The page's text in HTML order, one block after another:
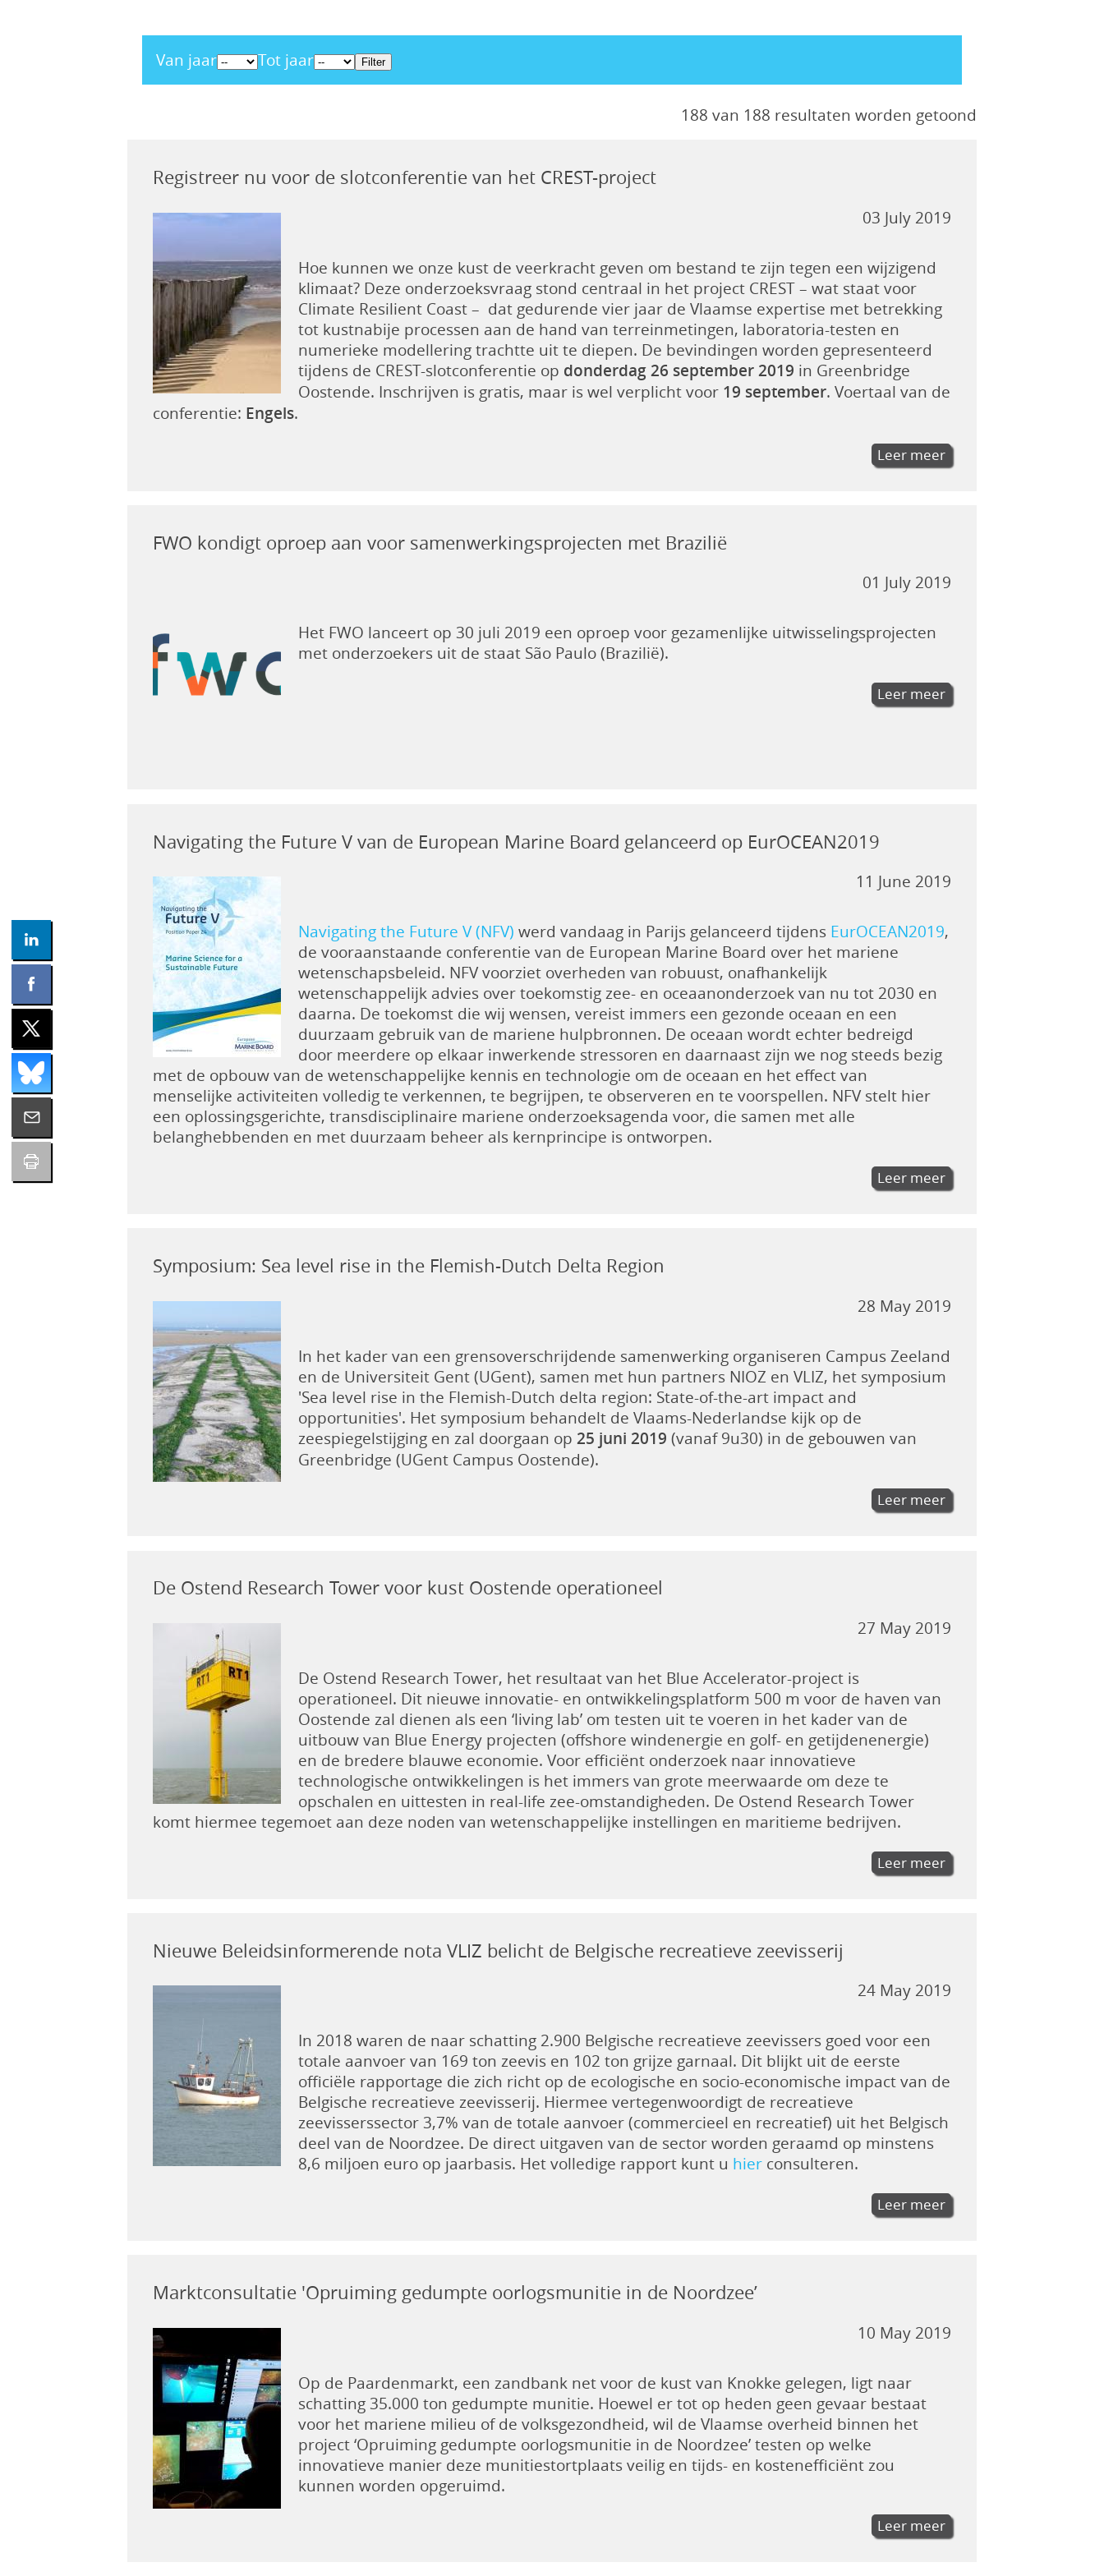
Van jaar Tot jaar
188 van 188 resultaten worden getoond
Registreer nu voor de slotconferentie van het CREST-project
03 July 2019
Hoe kunnen we onze kust de veerkracht geven om bestand te zijn tegen een wijzigend
klimaat? Deze onderzoeksvraag stond centraal in het project CREST – wat staat voor
Climate Resilient Coast – dat gedurende vier jaar de Vlaamse expertise met betrekking
tot kustnabije processen aan de hand van terreinmetingen, laboratoria-testen en
numerieke modellering trachtte uit te diepen. De bevindingen worden gepresenteerd
tijdens de CREST-slotconferentie op donderdag 26 september 2019 in Greenbridge
Oostende. Inschrijven is gratis, maar is wel verplicht voor 19 september. Voertaal van de
conferentie: Engels.
Leer meer
FWO kondigt oproep aan voor samenwerkingsprojecten met Brazilië
01 July 2019
Het FWO lanceert op 30 juli 2019 een oproep voor gezamenlijke uitwisselingsprojecten
met onderzoekers uit de staat São Paulo (Brazilië).
Leer meer
Navigating the Future V van de European Marine Board gelanceerd op EurOCEAN2019
11 June 2019
Navigating the Future V (NFV) werd vandaag in Parijs gelanceerd tijdens EurOCEAN2019,
de vooraanstaande conferentie van de European Marine Board over het mariene
wetenschapsbeleid. NFV voorziet overheden van robuust, onafhankelijk
wetenschappelijk advies over toekomstig zee- en oceaanonderzoek van nu tot 2030 en
daarna. De toekomst die wij wensen, vereist immers een gezonde oceaan en een
duurzaam gebruik van de mariene hulpbronnen. De oceaan wordt echter bedreigd
door meerdere op elkaar inwerkende stressoren en daarnaast zijn we nog steeds bezig
met de opbouw van de wetenschappelijke kennis en technologie om de oceaan en het effect van
menselijke activiteiten volledig te verkennen, te begrijpen, te observeren en te voorspellen. NFV stelt hier
een oplossingsgerichte, transdisciplinaire mariene onderzoeksagenda voor, die samen met alle
belanghebbenden en met duurzaam beheer als kernprincipe is ontworpen.
Leer meer
Symposium: Sea level rise in the Flemish-Dutch Delta Region
28 May 2019
In het kader van een grensoverschrijdende samenwerking organiseren Campus Zeeland
en de Universiteit Gent (UGent), samen met hun partners NIOZ en VLIZ, het symposium
'Sea level rise in the Flemish-Dutch delta region: State-of-the-art impact and
opportunities'. Het symposium behandelt de Vlaams-Nederlandse kijk op de
zeespiegelstijging en zal doorgaan op25 juni 2019 (vanaf 9u30) in de gebouwen van
Greenbridge (UGent Campus Oostende).
Leer meer
De Ostend Research Tower voor kust Oostende operationeel
27 May 2019
De Ostend Research Tower, het resultaat van het Blue Accelerator-project is
operationeel. Dit nieuwe innovatie- en ontwikkelingsplatform 500 m voor de haven van
Oostende zal dienen als een ‘living lab’ om testen uit te voeren in het kader van de
uitbouw van Blue Energy projecten (offshore windenergie en golf- en getijdenenergie)
en de bredere blauwe economie. Voor efficiënt onderzoek naar innovatieve
technologische ontwikkelingen is het immers van grote meerwaarde om deze te
opschalen en uittesten in real-life zee-omstandigheden. De Ostend Research Tower
komt hiermee tegemoet aan deze noden van wetenschappelijke instellingen en maritieme bedrijven.
Leer meer
Nieuwe Beleidsinformerende nota VLIZ belicht de Belgische recreatieve zeevisserij
24 May 2019
In 2018 waren de naar schatting 2.900 Belgische recreatieve zeevissers goed voor een
totale aanvoer van 169 ton zeevis en 102 ton grijze garnaal. Dit blijkt uit de eerste
officiële rapportage die zich richt op de ecologische en socio-economische impact van de
Belgische recreatieve zeevisserij. Hiermee vertegenwoordigt de recreatieve
zeevisserssector 3,7% van de totale aanvoer (commercieel en recreatief) uit het Belgisch
deel van de Noordzee. De direct uitgaven van de sector worden geraamd op minstens
8,6 miljoen euro op jaarbasis. Het volledige rapport kunt u hier consulteren.
Leer meer
Marktconsultatie 'Opruiming gedumpte oorlogsmunitie in de Noordzee’
10 May 2019
Op de Paardenmarkt, een zandbank net voor de kust van Knokke gelegen, ligt naar
schatting 35.000 ton gedumpte munitie. Hoewel er tot op heden geen gevaar bestaat
voor het mariene milieu of de volksgezondheid, wil de Vlaamse overheid binnen het
project ‘Opruiming gedumpte oorlogsmunitie in de Noordzee’ testen op welke
innovatieve manier deze munitiestortplaats veilig en tijds- en kostenefficiënt zou
kunnen worden opgeruimd.
Leer meer